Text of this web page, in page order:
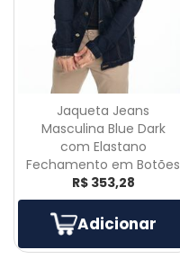
Jaqueta Jeans
Masculina Blue Dark
com Elastano
Fechamento em Botões
R$ 353,28
Adicionar